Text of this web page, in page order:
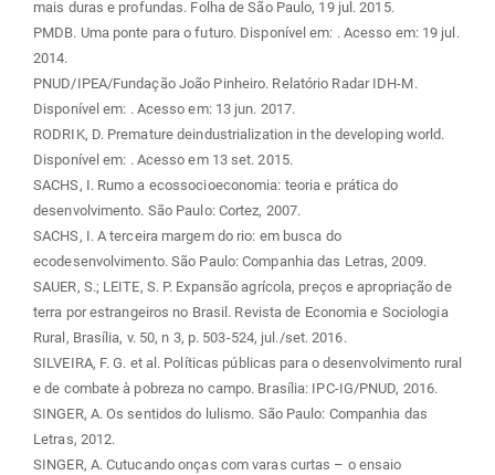
mais duras e profundas. Folha de São Paulo, 19 jul. 2015.
PMDB. Uma ponte para o futuro. Disponível em: . Acesso em: 19 jul.
2014.
PNUD/IPEA/Fundação João Pinheiro. Relatório Radar IDH-M.
Disponível em: . Acesso em: 13 jun. 2017.
RODRIK, D. Premature deindustrialization in the developing world.
Disponível em: . Acesso em 13 set. 2015.
SACHS, I. Rumo a ecossocioeconomia: teoria e prática do
desenvolvimento. São Paulo: Cortez, 2007.
SACHS, I. A terceira margem do rio: em busca do
ecodesenvolvimento. São Paulo: Companhia das Letras, 2009.
SAUER, S.; LEITE, S. P. Expansão agrícola, preços e apropriação de
terra por estrangeiros no Brasil. Revista de Economia e Sociologia
Rural, Brasília, v. 50, n 3, p. 503-524, jul./set. 2016.
SILVEIRA, F. G. et al. Políticas públicas para o desenvolvimento rural
e de combate à pobreza no campo. Brasília: IPC-IG/PNUD, 2016.
SINGER, A. Os sentidos do lulismo. São Paulo: Companhia das
Letras, 2012.
SINGER, A. Cutucando onças com varas curtas – o ensaio